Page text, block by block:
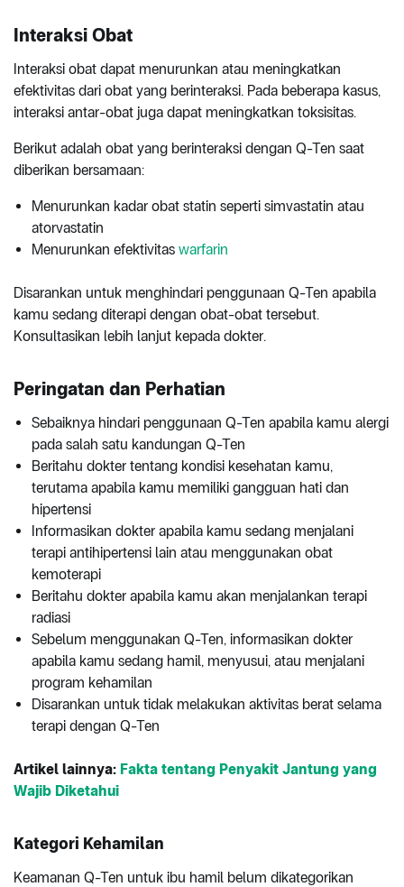
Interaksi Obat
Interaksi obat dapat menurunkan atau meningkatkan
efektivitas dari obat yang berinteraksi. Pada beberapa kasus,
interaksi antar-obat juga dapat meningkatkan toksisitas.
Berikut adalah obat yang berinteraksi dengan Q-Ten saat
diberikan bersamaan:
Menurunkan kadar obat statin seperti simvastatin atau
atorvastatin
Menurunkan efektivitas warfarin
Disarankan untuk menghindari penggunaan Q-Ten apabila
kamu sedang diterapi dengan obat-obat tersebut.
Konsultasikan lebih lanjut kepada dokter.
Peringatan dan Perhatian
Sebaiknya hindari penggunaan Q-Ten apabila kamu alergi
pada salah satu kandungan Q-Ten
Beritahu dokter tentang kondisi kesehatan kamu,
terutama apabila kamu memiliki gangguan hati dan
hipertensi
Informasikan dokter apabila kamu sedang menjalani
terapi antihipertensi lain atau menggunakan obat
kemoterapi
Beritahu dokter apabila kamu akan menjalankan terapi
radiasi
Sebelum menggunakan Q-Ten, informasikan dokter
apabila kamu sedang hamil, menyusui, atau menjalani
program kehamilan
Disarankan untuk tidak melakukan aktivitas berat selama
terapi dengan Q-Ten
Artikel lainnya: Fakta tentang Penyakit Jantung yang
Wajib Diketahui
Kategori Kehamilan
Keamanan Q-Ten untuk ibu hamil belum dikategorikan